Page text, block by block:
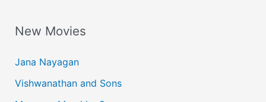
r
h
f
New Movies
Jana Nayagan
Vishwanathan and Sons